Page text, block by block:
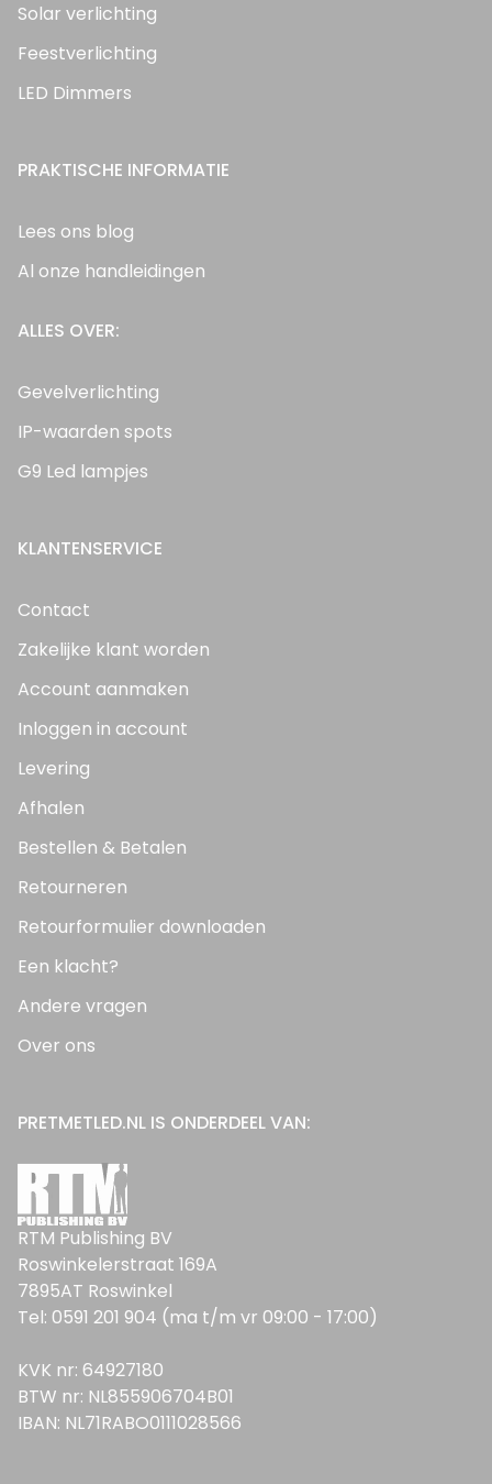
Solar verlichting
Feestverlichting
LED Dimmers
PRAKTISCHE INFORMATIE
Lees ons blog
Al onze handleidingen
ALLES OVER:
Gevelverlichting
IP-waarden spots
G9 Led lampjes
KLANTENSERVICE
Contact
Zakelijke klant worden
Account aanmaken
Inloggen in account
Levering
Afhalen
Bestellen & Betalen
Retourneren
Retourformulier downloaden
Een klacht?
Andere vragen
Over ons
PRETMETLED.NL IS ONDERDEEL VAN:
RTM Publishing BV
Roswinkelerstraat 169A
7895AT Roswinkel
Tel: 0591 201 904 (ma t/m vr 09:00 - 17:00)
KVK nr: 64927180
BTW nr: NL855906704B01
IBAN: NL71RABO0111028566